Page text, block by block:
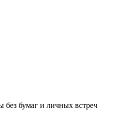
без бумаг и личных встреч